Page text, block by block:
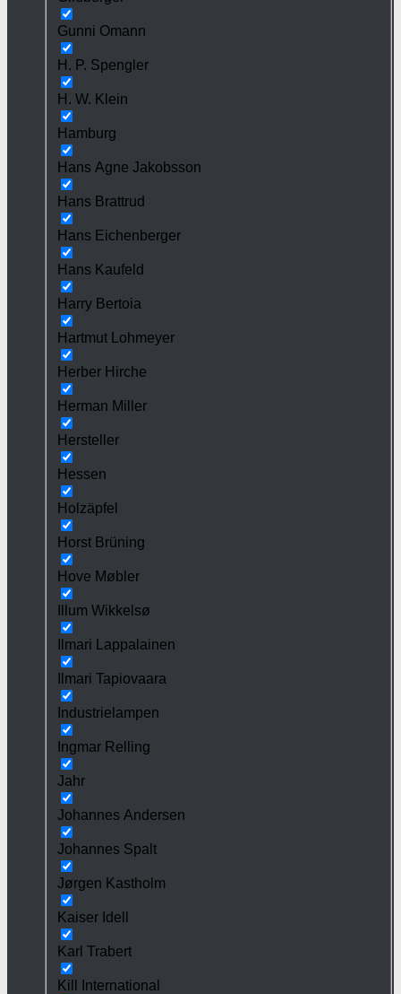
Gunni Omann
H. P. Spengler
H. W. Klein
Hamburg
Hans Agne Jakobsson
Hans Brattrud
Hans Eichenberger
Hans Kaufeld
Harry Bertoia
Hartmut Lohmeyer
Herber Hirche
Herman Miller
Hersteller
Hessen
Holzäpfel
Horst Brüning
Hove Møbler
Illum Wikkelsø
Ilmari Lappalainen
Ilmari Tapiovaara
Industrielampen
Ingmar Relling
Jahr
Johannes Andersen
Johannes Spalt
Jørgen Kastholm
Kaiser Idell
Karl Trabert
Kill International